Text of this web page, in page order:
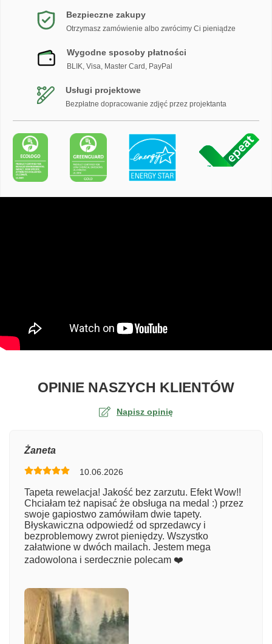
Bezpieczne zakupy
Otrzymasz zamówienie albo zwrócimy Ci pieniądze
Wygodne sposoby płatności
BLIK, Visa, Master Card, PayPal
Usługi projektowe
Bezpłatne dopracowanie zdjęć przez projektanta
OPINIE NASZYCH KLIENTÓWO
Napisz opinię
Numer zamówienia
Imię
Żaneta
10.06.2026
Tapeta rewelacja! Jakość bez zarzutu. Efekt Wow!!
Chciałam też napisać że obsługa na medal :) przez
swoje gapiostwo zamówiłam dwie tapety.
Błyskawiczna odpowiedź od sprzedawcy i
bezproblemowy zwrot pieniędzy. Wszystko
załatwione w dwóch mailach. Jestem mega
zadowolona i serdecznie polecam ❤️